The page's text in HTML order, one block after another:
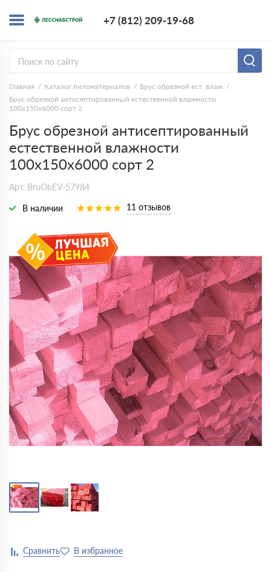
+7 (812) 209-19-68
Главная Каталог пиломатериалов
Брус обрезной ест. влаж
Брус обрезной антисептированный естественной влажности
100х150х6000 сорт 2
Брус обрезной антисептированный
естественной влажности
100х150х6000 сорт 2
Арт. BruObEV-57984
В наличии 11 отзывов